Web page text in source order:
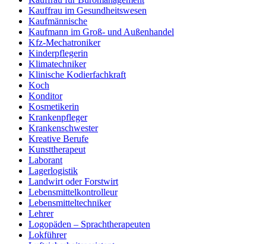
Kauffrau im Gesundheitswesen
Kaufmännische
Kaufmann im Groß- und Außenhandel
Kfz-Mechatroniker
Kinderpflegerin
Klimatechniker
Klinische Kodierfachkraft
Koch
Konditor
Kosmetikerin
Krankenpfleger
Krankenschwester
Kreative Berufe
Kunsttherapeut
Laborant
Lagerlogistik
Landwirt oder Forstwirt
Lebensmittelkontrolleur
Lebensmitteltechniker
Lehrer
Logopäden – Sprachtherapeuten
Lokführer